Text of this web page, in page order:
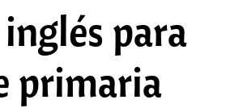
para
primaria